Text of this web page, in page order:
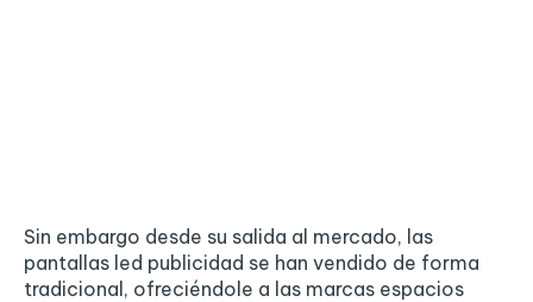
Sin embargo desde su salida al mercado, las
pantallas led publicidad se han vendido de forma
tradicional, ofreciéndole a las marcas espacios